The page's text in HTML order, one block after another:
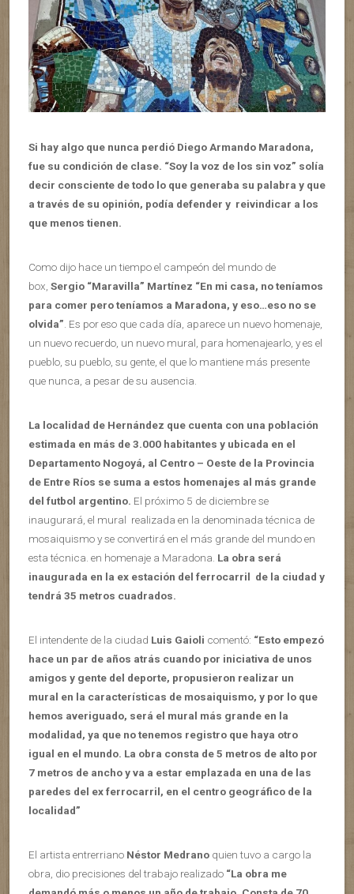
Si hay algo que nunca perdió Diego Armando Maradona,
fue su condición de clase. “Soy la voz de los sin voz” solía
decir consciente de todo lo que generaba su palabra y que
a través de su opinión, podía defender y reivindicar a los
que menos tienen.
Como dijo hace un tiempo el campeón del mundo de
box, Sergio “Maravilla” Martínez “En mi casa, no teníamos
para comer pero teníamos a Maradona, y eso…eso no se
olvida” . Es por eso que cada día, aparece un nuevo homenaje,
un nuevo recuerdo, un nuevo mural, para homenajearlo, y es el
pueblo, su pueblo, su gente, el que lo mantiene más presente
que nunca, a pesar de su ausencia.
La localidad de Hernández que cuenta con una población
estimada en más de 3.000 habitantes y ubicada en el
Departamento Nogoyá, al Centro – Oeste de la Provincia
de Entre Ríos se suma a estos homenajes al más grande
del futbol argentino. El próximo 5 de diciembre se
inaugurará, el mural realizada en la denominada técnica de
mosaiquismo y se convertirá en el más grande del mundo en
esta técnica. en homenaje a Maradona. La obra será
inaugurada en la ex estación del ferrocarril de la ciudad y
tendrá 35 metros cuadrados.
El intendente de la ciudad Luis Gaioli comentó: “Esto empezó
hace un par de años atrás cuando por iniciativa de unos
amigos y gente del deporte, propusieron realizar un
mural en la características de mosaiquismo, y por lo que
hemos averiguado, será el mural más grande en la
modalidad, ya que no tenemos registro que haya otro
igual en el mundo. La obra consta de 5 metros de alto por
7 metros de ancho y va a estar emplazada en una de las
paredes del ex ferrocarril, en el centro geográfico de la
localidad”
El artista entrerriano Néstor Medrano quien tuvo a cargo la
obra, dio precisiones del trabajo realizado “La obra me